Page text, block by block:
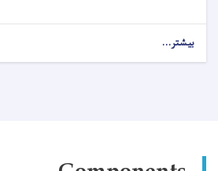
بیشتر...
اطلاعیه